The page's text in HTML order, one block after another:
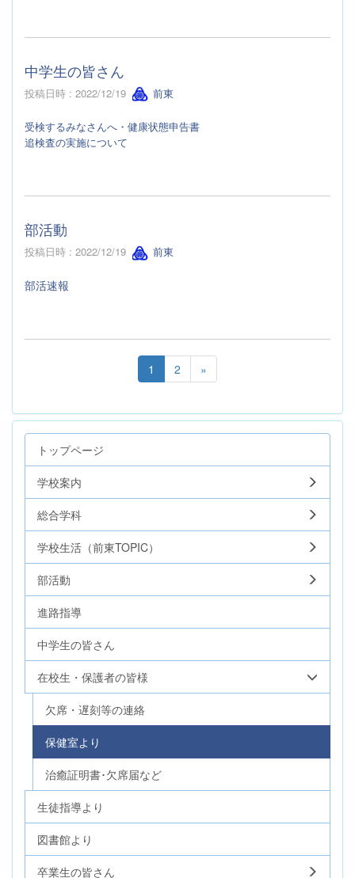
中学生の皆さん
投稿日時 : 2022/12/19 前東
受検するみなさんへ・健康状態申告書
追検査の実施について
部活動
投稿日時 : 2022/12/19 前東
部活速報
1 2 »
トップページ
学校案内
総合学科
学校生活（前東TOPIC）
部活動
進路指導
中学生の皆さん
在校生・保護者の皆様
欠席・遅刻等の連絡
保健室より
治癒証明書･欠席届など
生徒指導より
図書館より
卒業生の皆さん